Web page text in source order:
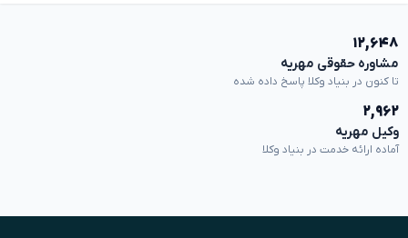
۱۲,۶۴۸
مشاوره حقوقی مهریه
تا کنون در بنیاد وکلا پاسخ داده شده
۲,۹۶۲
وکیل مهریه
آماده ارائه خدمت در بنیاد وکلا